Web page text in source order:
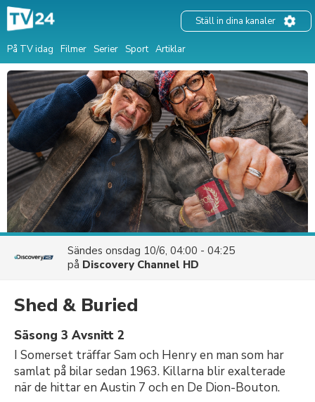
På TV idag Filmer Serier Sport Artiklar
Ställ in dina kanaler
Sändes onsdag 10/6, 04:00 - 04:25
på Discovery Channel HD
Shed & Buried
Säsong 3 Avsnitt 2
I Somerset träffar Sam och Henry en man som har
samlat på bilar sedan 1963. Killarna blir exalterade
när de hittar en Austin 7 och en De Dion-Bouton.